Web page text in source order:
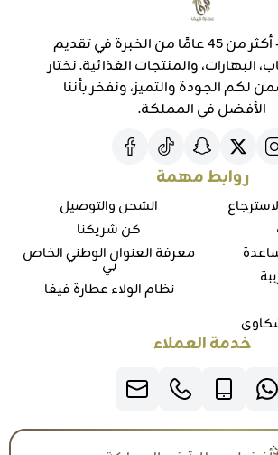
عطارة فيفا - أكثر من 45 عامًا من الخبرة في تقديم
البهارات، والمنتجات الغذائية. نختار
لكم الجودة والتميز، ونفخر بأننا
الأفضل في المملكة.
روابط مهمة
الشحن والتوصيل
كن شريكنا
معرفة العنوان الوطني الخاص
بي
نظام الولاء عطارة فيفا
خدمة العملاء